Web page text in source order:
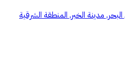
مدينة الخبر, المنطقة الشرقية